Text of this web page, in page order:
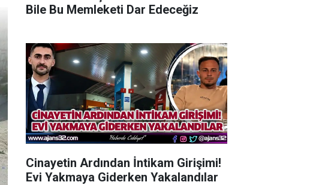
Bile Bu Memleketi Dar Edeceğiz
Cinayetin Ardından İntikam Girişimi!
Evi Yakmaya Giderken Yakalandılar